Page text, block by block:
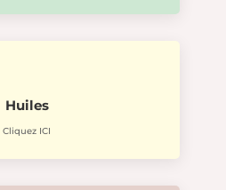
Huiles
Cliquez ICI